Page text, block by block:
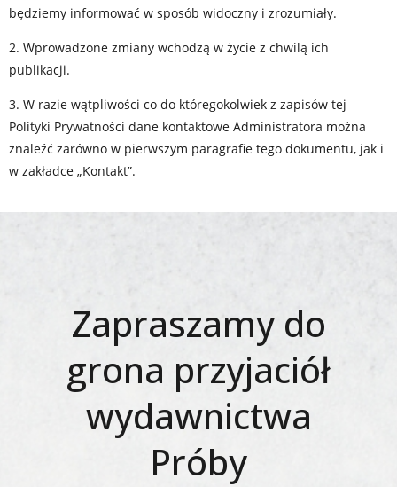
będziemy informować w sposób widoczny i zrozumiały.
2. Wprowadzone zmiany wchodzą w życie z chwilą ich
publikacji.
3. W razie wątpliwości co do któregokolwiek z zapisów tej
Polityki Prywatności dane kontaktowe Administratora można
znaleźć zarówno w pierwszym paragrafie tego dokumentu, jak i
w zakładce „Kontakt”.
Zapraszamy do
grona przyjaciół
wydawnictwa
Próby